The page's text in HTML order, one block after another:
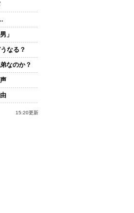
」
なる？
なのか？
15:20更新